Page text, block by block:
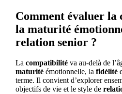
Comment évaluer
la maturité
relation senior ?
La compatibilité va au-delà de
maturité émotionnelle, la fidélité
terme. Il convient d’explorer
objectifs de vie et le style de